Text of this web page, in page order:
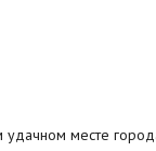
месте